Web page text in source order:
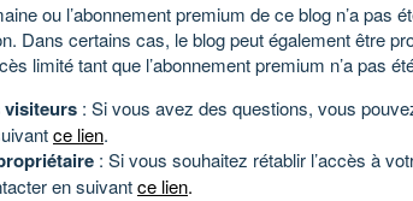
ou l’abonnement premium de ce blog n’a pas
Dans certains cas, le blog peut également être
limité tant que l’abonnement premium n’a pas
visiteurs : Si vous avez des questions, vous
ce lien.
: Si vous souhaitez rétablir l’accès à
en suivantce lien.